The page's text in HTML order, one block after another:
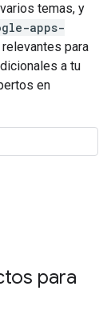
temas, y
apps-
para
a tu
en
para